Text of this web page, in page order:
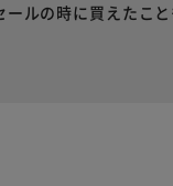
ルの時に買えたこ